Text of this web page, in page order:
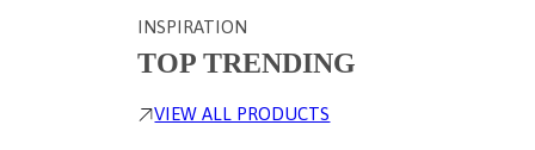
INSPIRATION
TOP TRENDING
VIEW ALL PRODUCTS